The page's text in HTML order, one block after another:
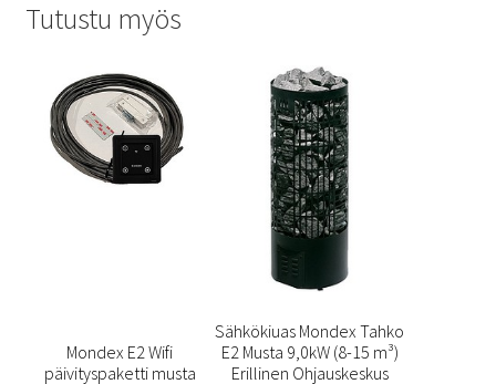
Tutustu myös
Mondex E2 Wifi
päivityspaketti musta
Sähkökiuas Mondex Tahko
E2 Musta 9,0kW (8-15 m³)
Erillinen Ohjauskeskus